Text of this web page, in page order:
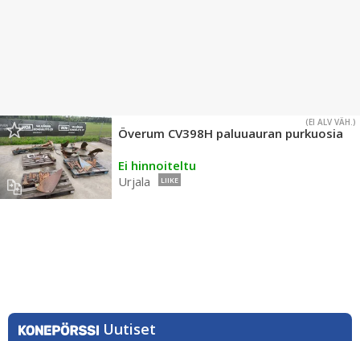
(EI ALV VÄH.)
Överum CV398H paluuauran purkuosia
Ei hinnoiteltu
Urjala
LIIKE
Uutiset